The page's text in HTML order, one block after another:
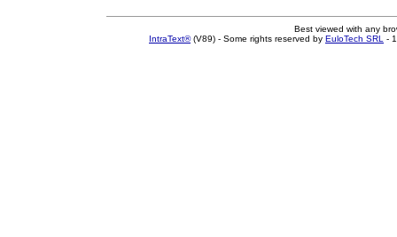
Best viewed with any
IntraText®(V89) - Some rights reserved by EuloTech SRL -